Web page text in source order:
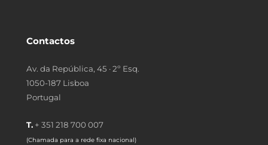
Contactos
Av. da República, 45 · 2º Esq.
1050-187 Lisboa
Portugal
T. + 351 218 700 007
(Chamada para a rede fixa nacional)